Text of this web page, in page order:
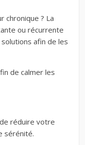
chronique ? La
ou récurrente
afin de les
de calmer les
réduire votre
sérénité.